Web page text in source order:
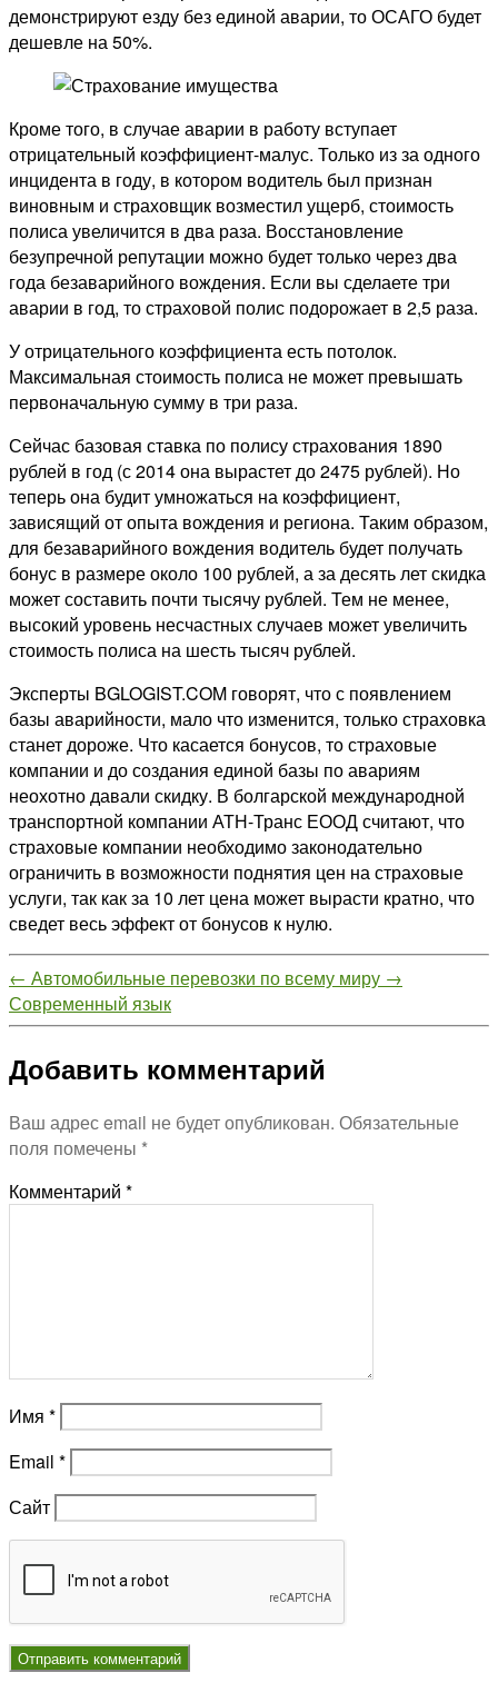
демонстрируют езду без единой аварии, то ОСАГО будет
дешевле на 50%.
Кроме того, в случае аварии в работу вступает
отрицательный коэффициент-малус. Только из за одного
инцидента в году, в котором водитель был признан
виновным и страховщик возместил ущерб, стоимость
полиса увеличится в два раза. Восстановление
безупречной репутации можно будет только через два
года безаварийного вождения. Если вы сделаете три
аварии в год, то страховой полис подорожает в 2,5 раза.
У отрицательного коэффициента есть потолок.
Максимальная стоимость полиса не может превышать
первоначальную сумму в три раза.
Сейчас базовая ставка по полису страхования 1890
рублей в год (с 2014 она вырастет до 2475 рублей). Но
теперь она будит умножаться на коэффициент,
зависящий от опыта вождения и региона. Таким образом,
для безаварийного вождения водитель будет получать
бонус в размере около 100 рублей, а за десять лет скидка
может составить почти тысячу рублей. Тем не менее,
высокий уровень несчастных случаев может увеличить
стоимость полиса на шесть тысяч рублей.
Эксперты BGLOGIST.COM говорят, что с появлением
базы аварийности, мало что изменится, только страховка
станет дороже. Что касается бонусов, то страховые
компании и до создания единой базы по авариям
неохотно давали скидку. В болгарской международной
транспортной компании АТН-Транс ЕООД считают, что
страховые компании необходимо законодательно
ограничить в возможности поднятия цен на страховые
услуги, так как за 10 лет цена может вырасти кратно, что
сведет весь эффект от бонусов к нулю.
← Автомобильные перевозки по всему миру →
Современный язык
Добавить комментарий
Ваш адрес email не будет опубликован. Обязательные
поля помечены *
Комментарий *
Имя *
Email *
Сайт